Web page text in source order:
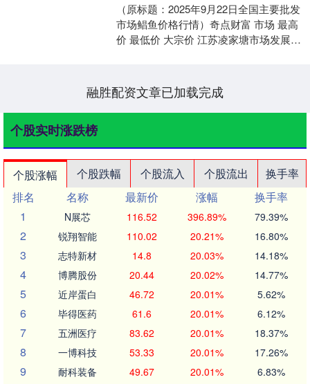
（原标题：2025年9月22日全国主要批发
市场鲳鱼价格行情）奇点财富 市场 最高
价 最低价 大宗价 江苏凌家塘市场发展有
融胜配资文章已加载完成
个股实时涨跌榜
个股涨幅 个股跌幅 个股流入 个股流出
换手率
排名
名称 最新价 涨幅
换手率
1
N展芯 116.52 396.89% 79.39%
2 锐翔智能 110.02 20.21% 16.80%
3 志特新材 14.8 20.03% 14.18%
4 博腾股份 20.44 20.02% 14.77%
5 近岸蛋白 46.72 20.01% 5.62%
6 毕得医药 61.6 20.01% 6.12%
7 五洲医疗 83.62 20.01% 18.37%
8 一博科技 53.33 20.01% 17.26%
9 耐科装备 49.67 20.01% 6.83%